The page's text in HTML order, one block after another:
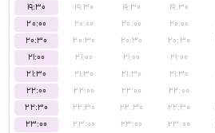
۱۹:۳۰
۲۰:۰۰
۲۰:۳۰
۲۱:۰۰
۲۱:۳۰
۲۲:۰۰
۲۲:۳۰
۲۳:۰۰
۱۹:۳۰
۲۰:۰۰
۲۰:۳۰
۲۱:۰۰
۲۱:۳۰
۲۲:۰۰
۲۲:۳۰
۲۳:۰۰
۱۹:۳۰
۲۰:۰۰
۲۰:۳۰
۲۱:۰۰
۲۱:۳۰
۲۲:۰۰
۲۲:۳۰
۲۳:۰۰
۱۹:۳۰
۲۰:۰۰
۲۰:۳۰
۲۱:۰۰
۲۱:۳۰
۲۲:۰۰
۲۲:۳۰
۲۳:۰۰